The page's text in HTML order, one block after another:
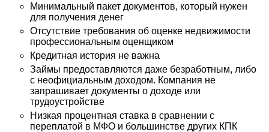
Минимальный пакет документов, который нужен
для получения денег
Отсутствие требования об оценке недвижимости
профессиональным оценщиком
Кредитная история не важна
Займы предоставляются даже безработным, либо
с неофициальным доходом. Компания не
запрашивает документы о доходе или
трудоустройстве
Низкая процентная ставка в сравнении с
переплатой в МФО и большинстве других КПК